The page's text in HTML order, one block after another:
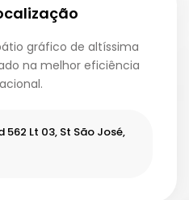
gráfico de altíssima
na melhor eficiência
562 Lt 03, St São José,